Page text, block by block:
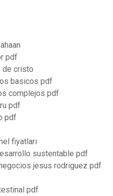
pdf
de cristo
basicos pdf
complejos pdf
pdf
pdf
fiyatları
sustentable pdf
jesus rodriguez pdf
pdf